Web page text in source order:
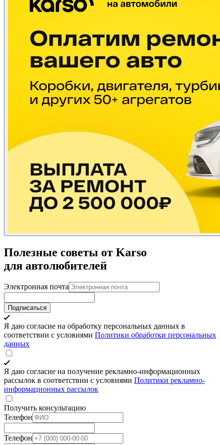
Полезные советы от Karso
для автолюбителей
Электронная почта
Подписаться
Я даю согласие на обработку персональных данных в
соответствии с условиями Политики обработки персональных
данных
Я даю согласие на получение рекламно-информационных
рассылок в соответствии с условиями Политики рекламно-
информационных рассылок
Получить консультацию
Телефон
Телефон